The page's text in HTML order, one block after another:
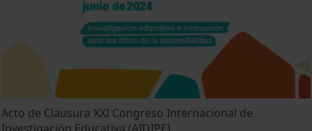
Acto de Clausura XXI Congreso Internacional de